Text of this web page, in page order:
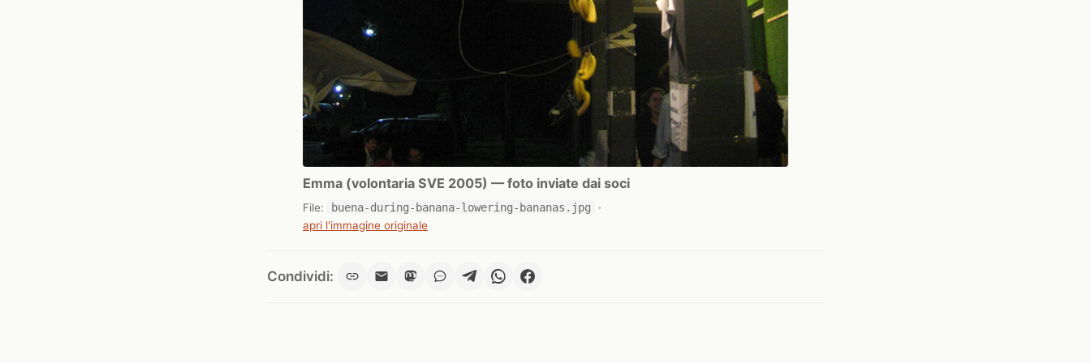
Emma (volontaria SVE 2005) — foto inviate dai soci
File: buena-during-banana-lowering-bananas.jpg
·
apri l'immagine originale
Condividi: